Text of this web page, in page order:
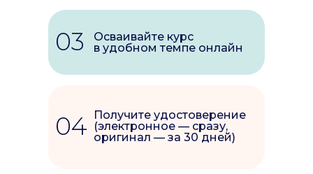
Осваивайте курс
в удобном темпе онлайн
03
04
Получите удостоверение
(электронное — сразу,
оригинал — за 30 дней)